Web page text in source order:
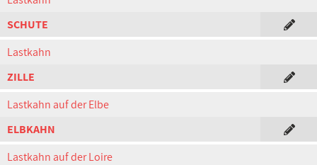
SCHUTE
Lastkahn
ZILLE
Lastkahn auf der Elbe
ELBKAHN
Lastkahn auf der Loire